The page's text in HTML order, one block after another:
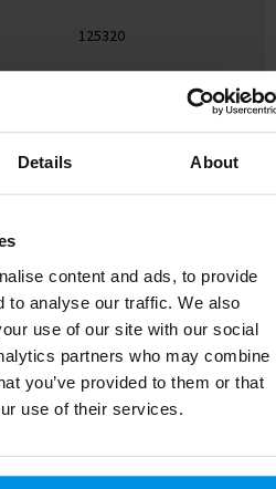
Details About
content and ads, to provide
to analyse our traffic. We also
use of our site with our social
partners who may combine
you’ve provided to them or that
use of their services.
125320
producten